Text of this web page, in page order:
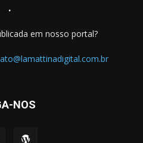
.
em nosso portal?
NOS